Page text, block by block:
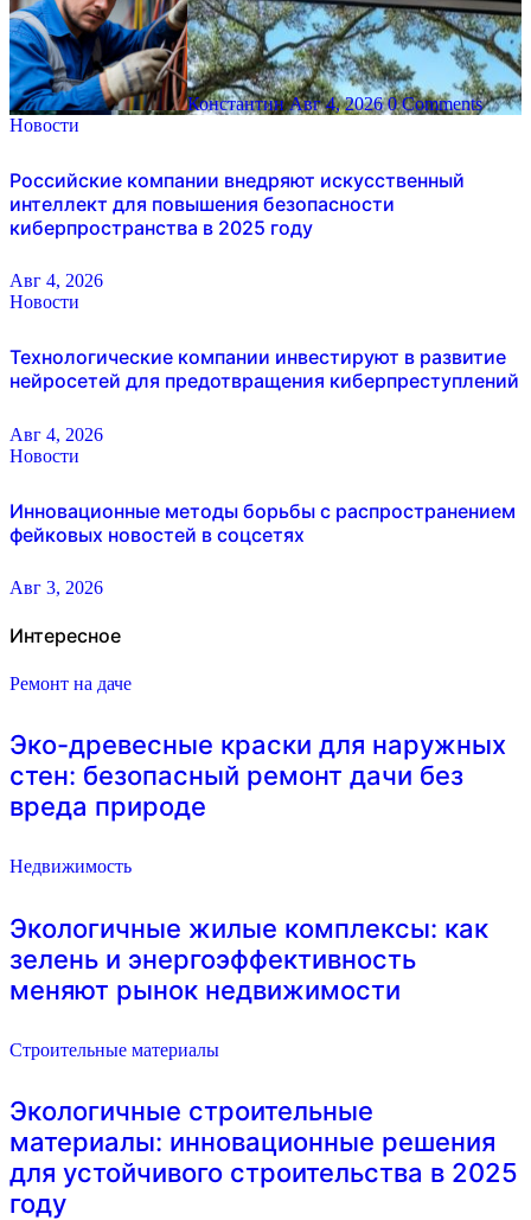
КонстантинАвг 4, 2026 0 Comments
Новости
Российские компании внедряют искусственный
интеллект для повышения безопасности
киберпространства в 2025 году
Авг 4, 2026
Новости
Технологические компании инвестируют в развитие
нейросетей для предотвращения киберпреступлений
Авг 4, 2026
Новости
Инновационные методы борьбы с распространением
фейковых новостей в соцсетях
Авг 3, 2026
Интересное
Ремонт на даче
Эко-древесные краски для наружных
стен: безопасный ремонт дачи без
вреда природе
Недвижимость
Экологичные жилые комплексы: как
зелень и энергоэффективность
меняют рынок недвижимости
Строительные материалы
Экологичные строительные
материалы: инновационные решения
для устойчивого строительства в 2025
году